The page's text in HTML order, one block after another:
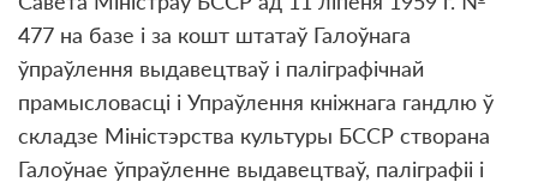
477 на базе і за кошт штатаў Галоўнага
ўпраўлення выдавецтваў і паліграфічнай
прамысловасці і Упраўлення кніжнага гандлю ў
складзе Міністэрства культуры БССР створана
Галоўнае ўпраўленне выдавецтваў, паліграфіі і